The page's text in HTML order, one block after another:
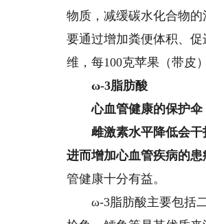
物质，减缓碳水化合物
要通过增加粪便体积、
维，每100克苹果（带皮
ω-3脂肪酸
心血管健康的保护伞
雌激素水平降低会干扰
进而增加心血管疾病的患
管健康十分有益。
ω-3脂肪酸主要包括二